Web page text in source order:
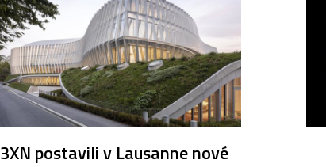
3XN postavili v Lausanne nové